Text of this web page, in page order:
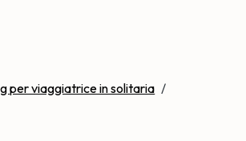
per viaggiatrice in solitaria /